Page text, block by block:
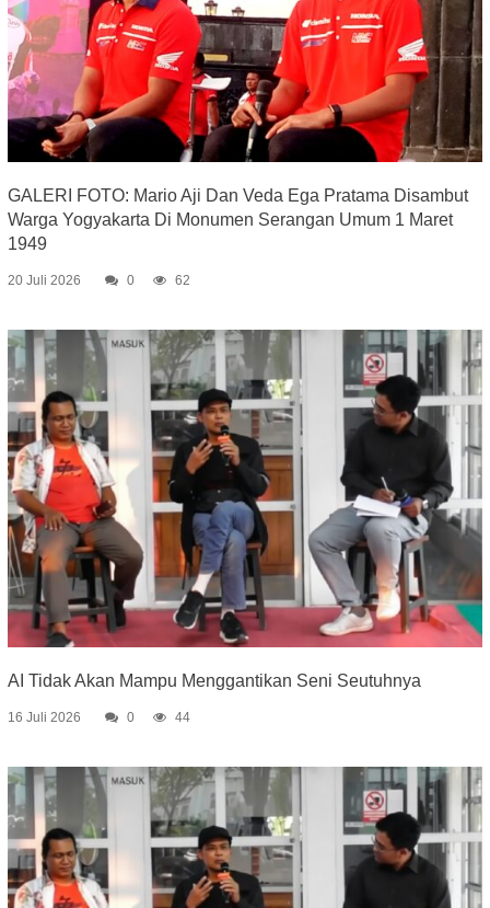
GALERI FOTO: Mario Aji Dan Veda Ega Pratama Disambut
Warga Yogyakarta Di Monumen Serangan Umum 1 Maret
1949
20 Juli 2026 0 62
AI Tidak Akan Mampu Menggantikan Seni Seutuhnya
16 Juli 2026 0 44